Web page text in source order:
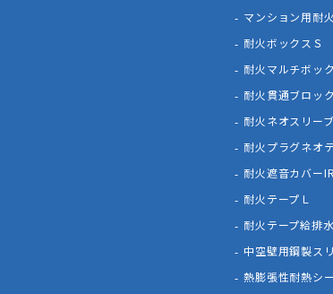
マンション用耐
耐火ボックスＳ
耐火マルチボッ
耐火貫通ブロック
耐火ネオスリー
耐火プラグネオ
耐火遮音カバー
耐火テープＬ
耐火テープ給排
中空壁用鋼製ス
熱膨張性耐熱シ